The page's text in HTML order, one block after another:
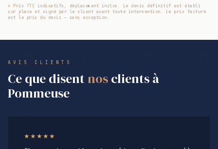
* Prix TTC indicatifs, déplacement inclus. Le devis définitif est établi
sur place et signé par le client avant toute intervention. Le prix facturé
est le prix du devis — sans exception.
AVIS CLIENTS
Ce que disent nosclients à
Pommeuse
★★★★★